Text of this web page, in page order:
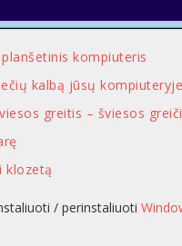
kompiuteris
kalbą jūsų kompiuteryje
greitis – šviesos
klozetą
/ perinstaliuoti